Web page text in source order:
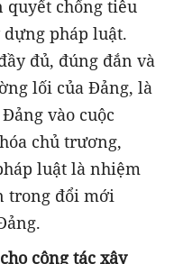
quyết chống tiêu
pháp luật.
đủ, đúng đắn và
lối của Đảng, là
vào cuộc
chủ trương,
luật là nhiệm
trong đổi mới
công tác xây